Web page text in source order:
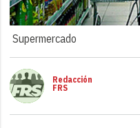
Supermercado
Redacción
FRS